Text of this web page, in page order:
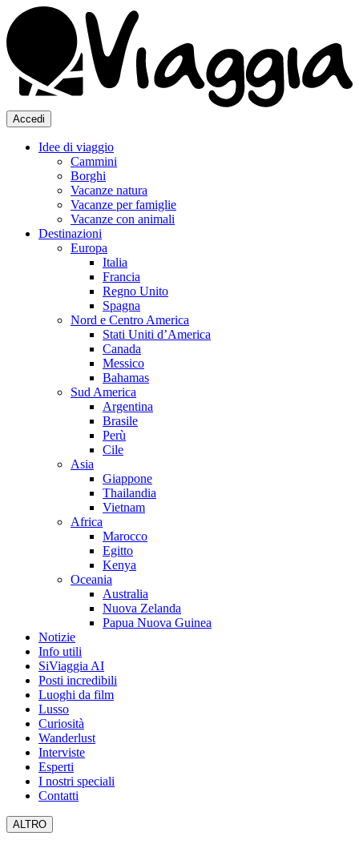
Accedi
Idee di viaggio
Cammini
Borghi
Vacanze natura
Vacanze per famiglie
Vacanze con animali
Destinazioni
Europa
Italia
Francia
Regno Unito
Spagna
Nord e Centro America
Stati Uniti d’America
Canada
Messico
Bahamas
Sud America
Argentina
Brasile
Perù
Cile
Asia
Giappone
Thailandia
Vietnam
Africa
Marocco
Egitto
Kenya
Oceania
Australia
Nuova Zelanda
Papua Nuova Guinea
Notizie
Info utili
SiViaggia AI
Posti incredibili
Luoghi da film
Lusso
Curiosità
Wanderlust
Interviste
Esperti
I nostri speciali
Contatti
ALTRO